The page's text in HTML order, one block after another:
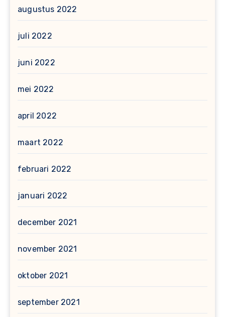
augustus 2022
juli 2022
juni 2022
mei 2022
april 2022
maart 2022
februari 2022
januari 2022
december 2021
november 2021
oktober 2021
september 2021